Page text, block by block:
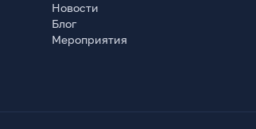
Новости
Блог
Мероприятия